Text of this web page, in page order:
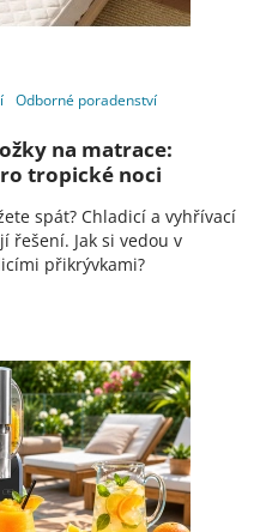
Odborné poradenství
na matrace:
tropické noci
spát? Chladicí a vyhřívací
řešení. Jak si vedou v
přikrývkami?